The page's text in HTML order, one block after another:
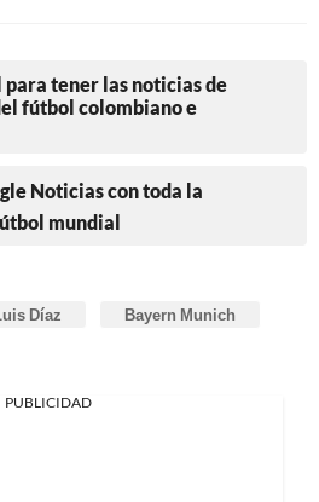
para tener las noticias de
fútbol colombiano e
Noticias con toda la
mundial
Díaz Bayern Munich
PUBLICIDAD